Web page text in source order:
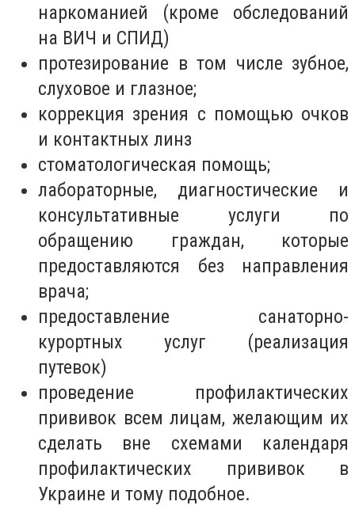
наркоманией (кроме обследований
на ВИЧ и СПИД)
протезирование в том числе зубное,
слуховое и глазное;
коррекция зрения с помощью очков
и контактных линз
стоматологическая помощь;
лабораторные, диагностические и
консультативные услуги по
обращению граждан, которые
предоставляются без направления
врача;
предоставление санаторно-
курортных услуг (реализация
путевок)
проведение профилактических
прививок всем лицам, желающим их
сделать вне схемами календаря
профилактических прививок в
Украине и тому подобное.